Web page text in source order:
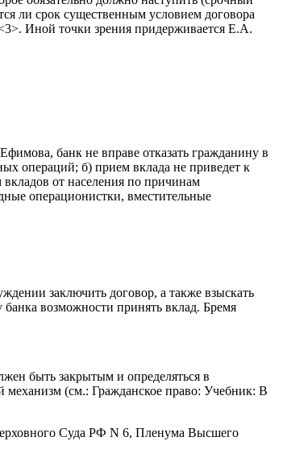
ли срок существенным условием договора
Иной точки зрения придерживается Е.А.
банк не вправе отказать гражданину в
операций; б) прием вклада не приведет к
от населения по причинам
операционистки, вместительные
заключить договор, а также взыскать
банка возможности принять вклад. Бремя
быть закрытым и определяться в
механизм (см.: Гражданское право: Учебник: В
Суда РФ N 6, Пленума Высшего